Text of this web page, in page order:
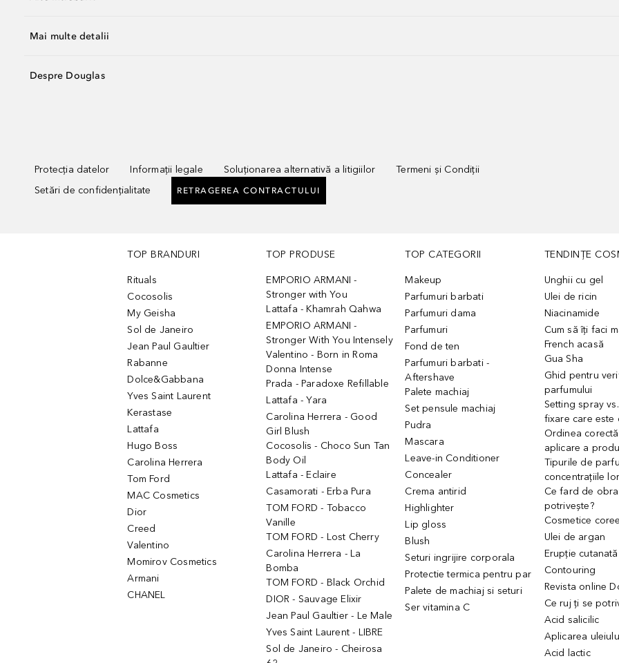
Mai multe detalii
Despre Douglas
Protecția datelor Informații legale Soluționarea alternativă a litigiilor
Termeni și Condiții
Setări de confidențialitate
RETRAGEREA CONTRACTULUI
TOP BRANDURI
Rituals
Cocosolis
My Geisha
Sol de Janeiro
Jean Paul Gaultier
Rabanne
Dolce&Gabbana
Yves Saint Laurent
Kerastase
Lattafa
Hugo Boss
Carolina Herrera
Tom Ford
MAC Cosmetics
Dior
Creed
Valentino
Momirov Cosmetics
Armani
CHANEL
TOP PRODUSE
EMPORIO ARMANI -
Stronger with You
Lattafa - Khamrah Qahwa
EMPORIO ARMANI -
Stronger With You Intensely
Valentino - Born in Roma
Donna Intense
Prada - Paradoxe Refillable
Lattafa - Yara
Carolina Herrera - Good
Girl Blush
Cocosolis - Choco Sun Tan
Body Oil
Lattafa - Eclaire
Casamorati - Erba Pura
TOM FORD - Tobacco
Vanille
TOM FORD - Lost Cherry
Carolina Herrera - La
Bomba
TOM FORD - Black Orchid
DIOR - Sauvage Elixir
Jean Paul Gaultier - Le Male
Yves Saint Laurent - LIBRE
Sol de Janeiro - Cheirosa
TOP CATEGORII
Makeup
Parfumuri barbati
Parfumuri dama
Parfumuri
Fond de ten
Parfumuri barbati -
Aftershave
Palete machiaj
Set pensule machiaj
Pudra
Mascara
Leave-in Conditioner
Concealer
Crema antirid
Highlighter
Lip gloss
Blush
Seturi ingrijire corporala
Protectie termica pentru par
Palete de machiaj si seturi
Ser vitamina C
TENDINȚE
Unghii cu gel
Ulei de ricin
Niacinamide
Cum să îți faci
French acasă
Gua Sha
Ghid pentru
parfumului
Setting spray
fixare care este
Ordinea
aplicare a
Tipurile de
concentrațiile lor
Ce fard de
potrivește?
Cosmetice
Ulei de argan
Erupție
Contouring
Revista online
Ce ruj ți se
Acid salicilic
Aplicarea
Acid lactic